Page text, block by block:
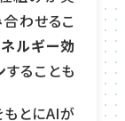
わせるこ
ルギー効
することも
とにAIが